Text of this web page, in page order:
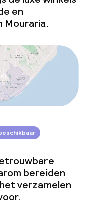
kinderen
en
bereiden
verzamelen